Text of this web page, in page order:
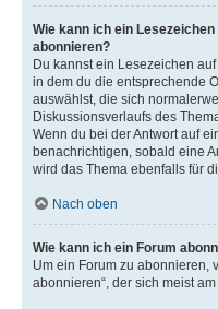
Wie kann ich ein
abonnieren?
Du kannst ein Lesezeichen
in dem du die entsprechende
auswählst, die sich
Diskussionsverlaufs des
Wenn du bei der Antwort auf
benachrichtigen, sobald eine
wird das Thema ebenfalls für
Nach oben
Wie kann ich ein Forum
Um ein Forum zu abonnieren,
abonnieren“, der sich meist